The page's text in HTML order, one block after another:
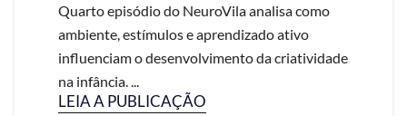
Quarto episódio do NeuroVila analisa como
ambiente, estímulos e aprendizado ativo
influenciam o desenvolvimento da criatividade
na infância. ...
LEIA A PUBLICAÇÃO